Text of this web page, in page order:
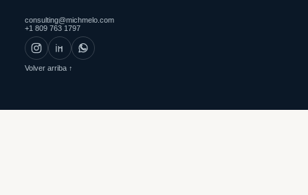
consulting@michmelo.com
+1 809 763 1797
Volver arriba ↑